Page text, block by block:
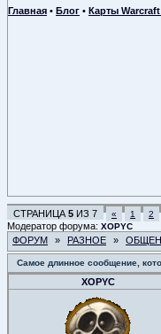
Главная • Блог • Карты Warcraft
СТРАНИЦА 5 ИЗ 7 « 1 2
Модератор форума: XOPYC
ФОРУМ » РАЗНОЕ »
Самое длинное сообщение,
XOPYC